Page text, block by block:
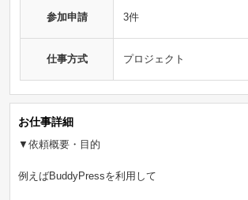
参加申請 3件
仕事方式 プロジェクト
お仕事詳細
▼依頼概要・目的
例えばBuddyPressを利用して